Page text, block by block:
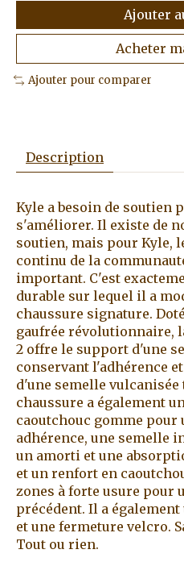
Ajouter
Acheter
Ajouter pour comparer
Description
Kyle a besoin de soutien
s'améliorer. Il existe de
soutien, mais pour Kyle,
continu de la
important. C'est
durable sur lequel il a
chaussure signature.
gaufrée révolutionnaire,
2 offre le support d'une
conservant l'adhérence
d'une semelle
chaussure a également
caoutchouc gomme pour
adhérence, une semelle
un amorti et une
et un renfort en
zones à forte usure pour
précédent. Il a
et une fermeture velcro.
Tout ou rien.